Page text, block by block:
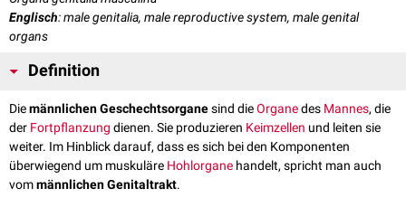
Englisch: male genitalia, male reproductive system, male genital
organs
Definition
Diemännlichen Geschechtsorganesind dieOrganedes Mannes, die
der Fortpflanzung dienen. Sie produzieren Keimzellen und leiten sie
weiter. Im Hinblick darauf, dass es sich bei den Komponenten
überwiegend um muskuläre Hohlorgane handelt, spricht man auch
vommännlichen Genitaltrakt.